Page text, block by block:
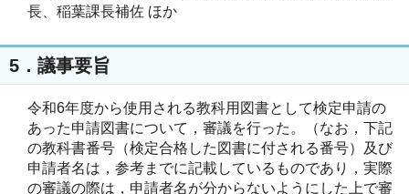
長、稲葉課長補佐 ほか
5．議事要旨
令和6年度から使用される教科用図書として検定申請の
あった申請図書について，審議を行った。（なお，下記
の教科書番号（検定合格した図書に付される番号）及び
申請者名は，参考までに記載しているものであり，実際
の審議の際は，申請者名が分からないようにした上で審